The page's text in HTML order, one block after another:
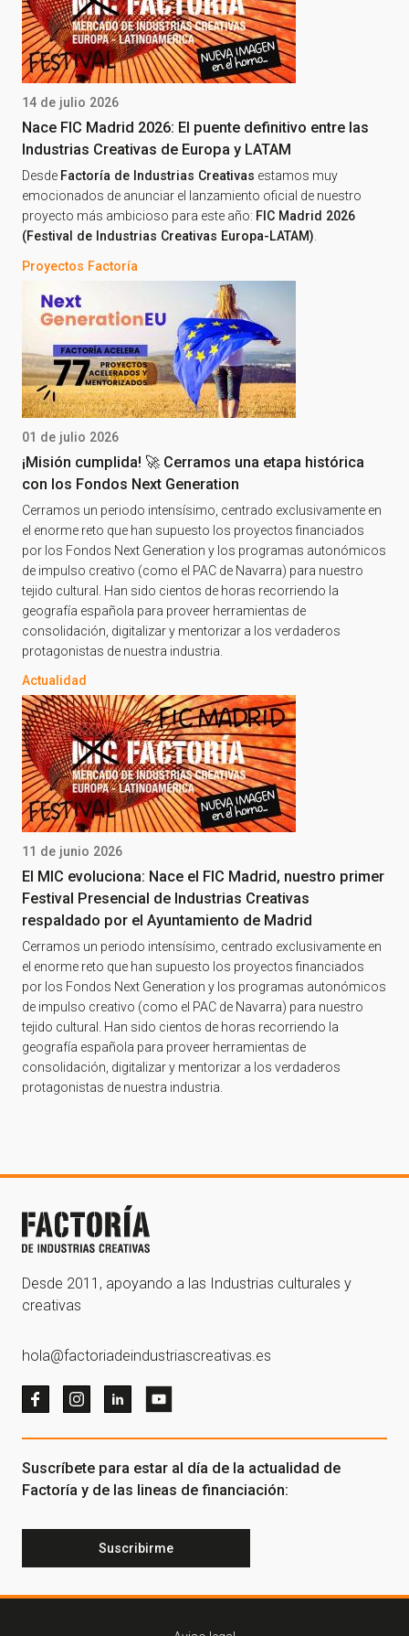
14 de julio 2026
Nace FIC Madrid 2026: El puente definitivo entre las
Industrias Creativas de Europa y LATAM
Desde Factoría de Industrias Creativas estamos muy
emocionados de anunciar el lanzamiento oficial de nuestro
proyecto más ambicioso para este año: FIC Madrid 2026
(Festival de Industrias Creativas Europa-LATAM)
Proyectos Factoría
01 de julio 2026
¡Misión cumplida! 🚀 Cerramos una etapa histórica
con los Fondos Next Generation
Cerramos un periodo intensísimo, centrado exclusivamente en
el enorme reto que han supuesto los proyectos financiados
por los Fondos Next Generation y los programas autonómicos
de impulso creativo (como el PAC de Navarra) para nuestro
tejido cultural. Han sido cientos de horas recorriendo la
geografía española para proveer herramientas de
consolidación, digitalizar y mentorizar a los verdaderos
protagonistas de nuestra industria.
Actualidad
11 de junio 2026
El MIC evoluciona: Nace el FIC Madrid, nuestro primer
Festival Presencial de Industrias Creativas
respaldado por el Ayuntamiento de Madrid
Cerramos un periodo intensísimo, centrado exclusivamente en
el enorme reto que han supuesto los proyectos financiados
por los Fondos Next Generation y los programas autonómicos
de impulso creativo (como el PAC de Navarra) para nuestro
tejido cultural. Han sido cientos de horas recorriendo la
geografía española para proveer herramientas de
consolidación, digitalizar y mentorizar a los verdaderos
protagonistas de nuestra industria.
Desde 2011, apoyando a las Industrias culturales y
creativas
hola@factoriadeindustriascreativas.es
Suscríbete para estar al día de la actualidad de
Factoría y de las lineas de financiación:
Suscribirme